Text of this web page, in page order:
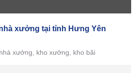
xưởng tại tỉnh Hưng Yên
xưởng, kho xưởng, kho bãi